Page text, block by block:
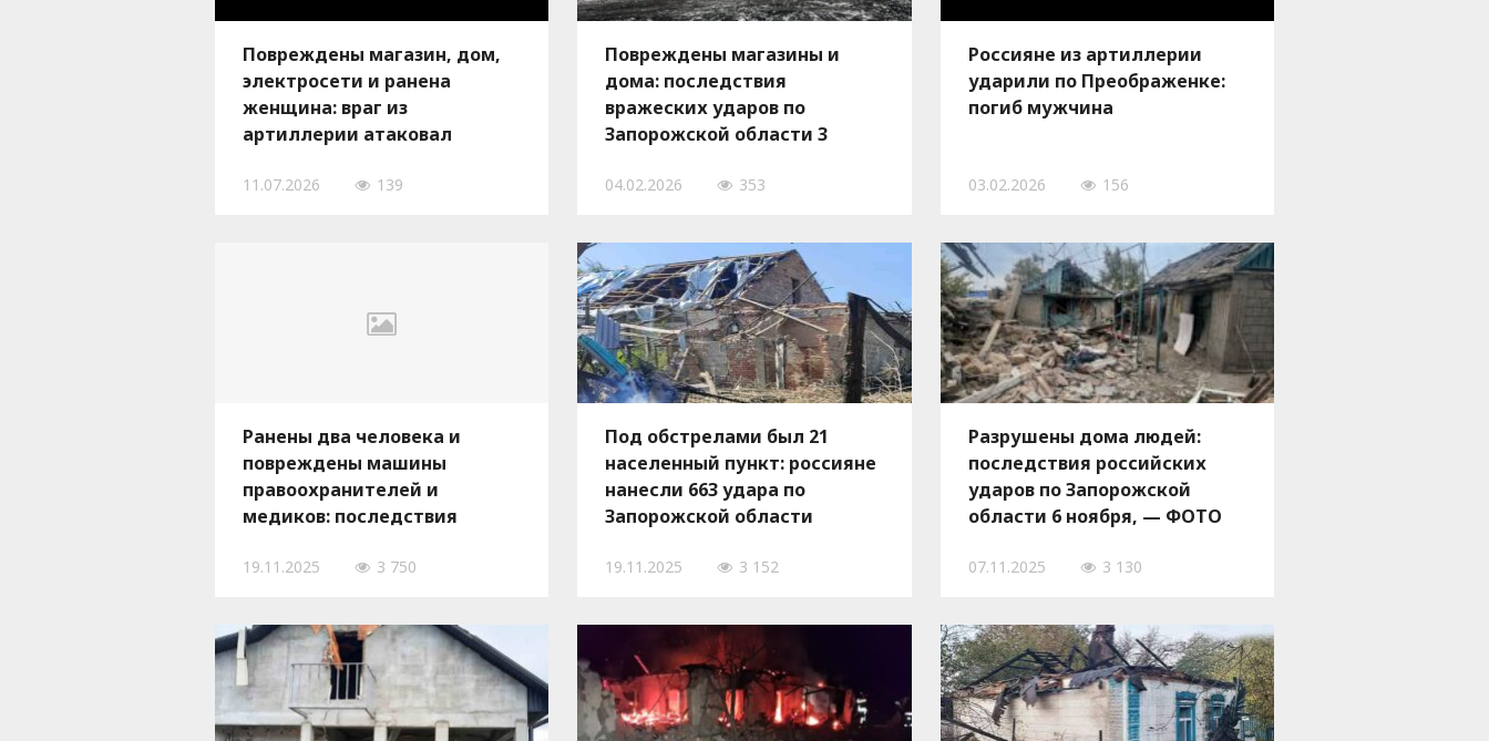
Повреждены магазин, дом,
электросети и ранена
женщина: враг из
артиллерии атаковал
11.07.2026 139
Повреждены магазины и
дома: последствия
вражеских ударов по
Запорожской области 3
04.02.2026 353
Россияне из артиллерии
ударили по Преображенке:
погиб мужчина
03.02.2026 156
Ранены два человека и
повреждены машины
правоохранителей и
медиков: последствия
Запорожской области 18
19.11.2025 3 750
Под обстрелами был 21
населенный пункт: россияне
нанесли 663 удара по
Запорожской области
19.11.2025 3 152
Разрушены дома людей:
последствия российских
ударов по Запорожской
области 6 ноября, — ФОТО
07.11.2025 3 130